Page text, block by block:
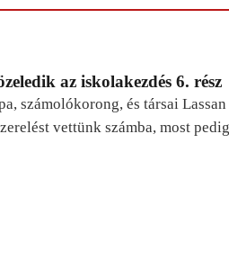
az iskolakezdés 6. rész
számolókorong, és társai
vettünk számba, most